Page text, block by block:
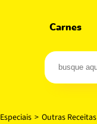
Carnes
Especiais > Outras Receitas